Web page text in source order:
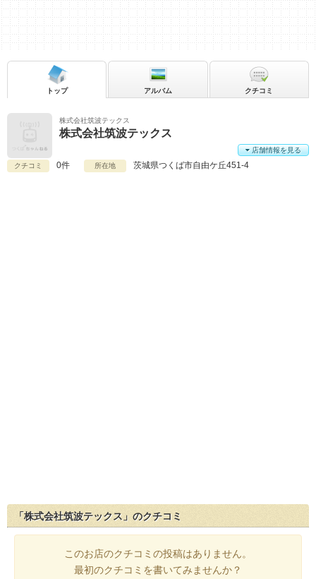
株式会社筑波テックス
株式会社筑波テックス
クチコミ 0件 所在地 茨城県つくば市自由ケ丘451-4
店舗情報を見る
トップ アルバム クチコミ
「株式会社筑波テックス」のクチコミ
このお店のクチコミの投稿はありません。
最初のクチコミを書いてみませんか？